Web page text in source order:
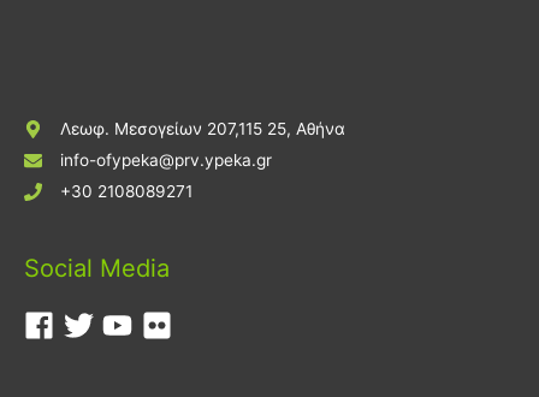
Λεωφ. Μεσογείων 207,115 25, Αθήνα
info-ofypeka@prv.ypeka.gr
+30 2108089271
Social Media